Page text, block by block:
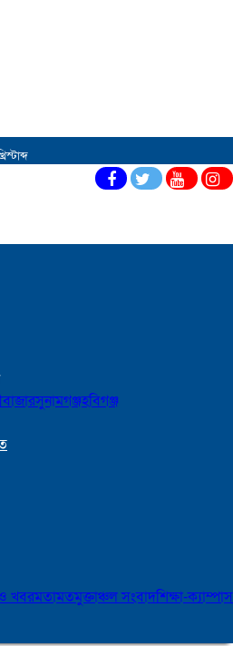
সুনামগঞ্জহবিগঞ্জ
খবরমতামতমুক্তাঞ্চল সংবাদশিক্ষা-ক্যাম্পাস